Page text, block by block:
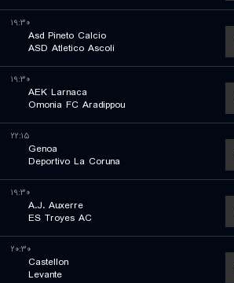
۱۹:۳۰
Asd Pineto Calcio
ASD Atletico Ascoli
۱۹:۳۰
AEK Larnaca
Omonia FC Aradippou
۲۲:۱۵
Genoa
Deportivo La Coruna
۱۹:۳۰
A.J. Auxerre
ES Troyes AC
۲۰:۳۰
Castellon
Levante